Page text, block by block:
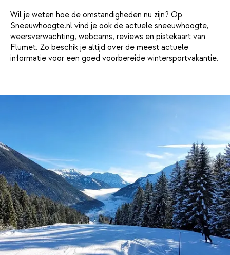
Wil je weten hoe de omstandigheden nu zijn? Op
Sneeuwhoogte.nl vind je ook de actuele sneeuwhoogte,
weersverwachting, webcams, reviews en pistekaart van
Flumet. Zo beschik je altijd over de meest actuele
informatie voor een goed voorbereide wintersportvakantie.